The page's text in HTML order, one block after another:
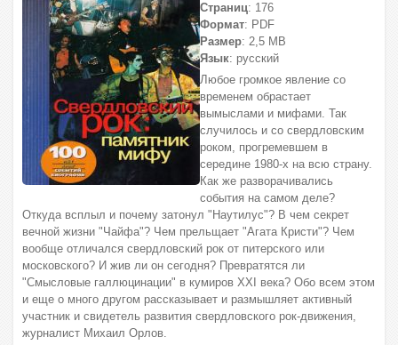
Страниц: 176
Формат: PDF
Размер: 2,5 МВ
Язык: русский
Любое громкое явление со
временем обрастает
вымыслами и мифами. Так
случилось и со свердловским
роком, прогремевшем в
середине 1980-х на всю страну.
Как же разворачивались
события на самом деле?
Откуда всплыл и почему затонул "Наутилус"? В чем секрет
вечной жизни "Чайфа"? Чем прельщает "Агата Кристи"? Чем
вообще отличался свердловский рок от питерского или
московского? И жив ли он сегодня? Превратятся ли
"Смысловые галлюцинации" в кумиров XXI века? Обо всем этом
и еще о много другом рассказывает и размышляет активный
участник и свидетель развития свердловского рок-движения,
журналист Михаил Орлов.